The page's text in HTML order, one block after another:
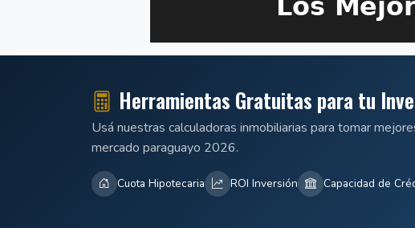
Herramientas Gratuitas para tu
Usá nuestras calculadoras inmobiliarias para tomar
mercado paraguayo 2026.
Cuota Hipotecaria ROI Inversión Capacidad de